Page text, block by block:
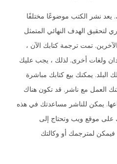
يعد نشر الكتب موضوعًا مختلفًا
الهدف النهائي المتمثل
تمت ترجمة كتابك الآن ،
ولغات أخرى. لذلك ، يجب عليك
يمكنك بيع كتابك مباشرة
العمل مع ناشر. قد تكون هناك
يمكن للناشر مساعدتك في هذه
على موقع ويب وتحتاج إلى
لمترجمك أو وكالتك